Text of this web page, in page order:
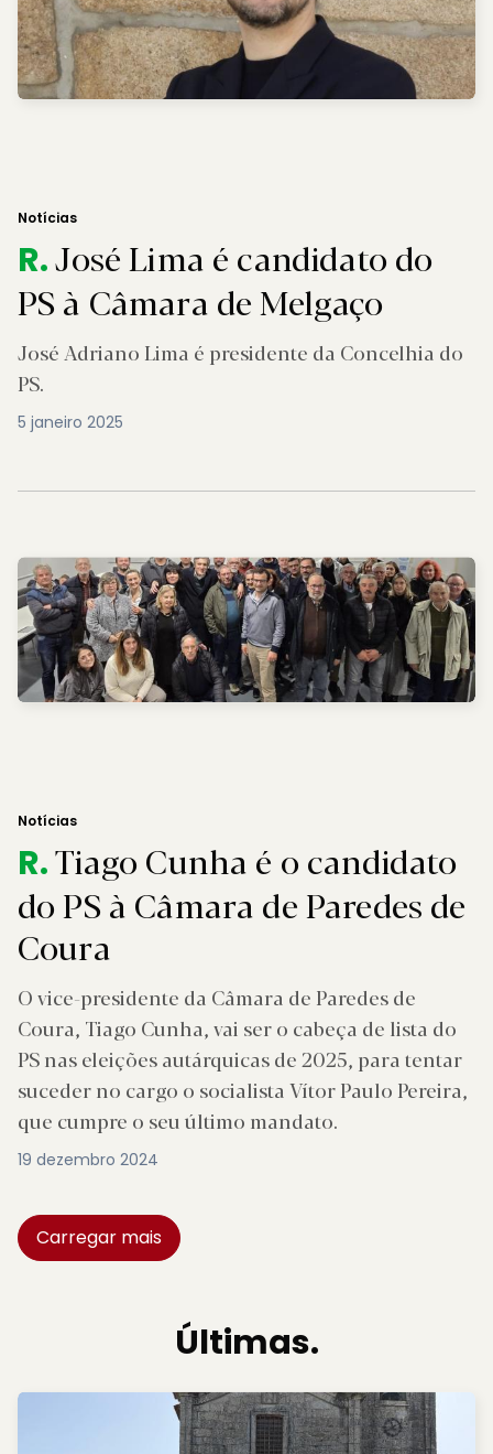
Notícias
R.José Lima é candidato do
PS à Câmara de Melgaço
José Adriano Lima é presidente da Concelhia do
PS.
5 janeiro 2025
Notícias
R.Tiago Cunha é o candidato
do PS à Câmara de Paredes de
Coura
O vice-presidente da Câmara de Paredes de
Coura, Tiago Cunha, vai ser o cabeça de lista do
PS nas eleições autárquicas de 2025, para tentar
suceder no cargo o socialista Vítor Paulo Pereira,
que cumpre o seu último mandato.
19 dezembro 2024
Carregar mais
Últimas.